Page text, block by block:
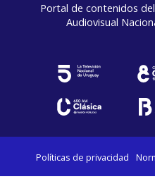
Portal de contenidos
Audiovisual
Políticas de privacidad